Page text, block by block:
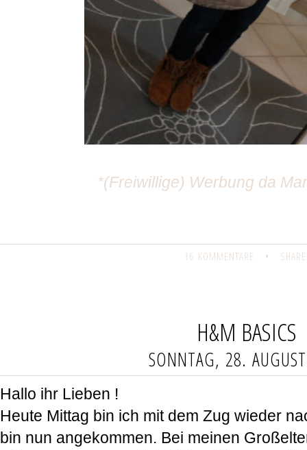
*(Freiwillige) Werbung da
16 KOMMENTARE •
H&M BASICS
SONNTAG, 28.
Hallo ihr Lieben !
Heute Mittag bin ich mit dem Zug wieder
bin nun angekommen. Bei meinen